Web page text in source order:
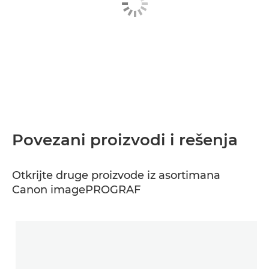
Povezani proizvodi i rešenja
Otkrijte druge proizvode iz asortimana
Canon imagePROGRAF